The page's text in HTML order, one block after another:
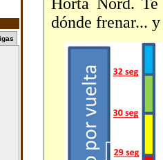
dónde frenar...